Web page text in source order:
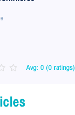
Avg: 0 (0 ratings)